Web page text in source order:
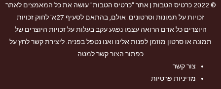
© 2022 כרטיס הטבות | אתר "כרטיס הטבות" עושה את כל המאמצים לאתר
זכויות על תמונות וסרטונים. אולם, בהתאם לסעיף 27א' לחוק זכויות
היוצרים כל אדם הרואה עצמו נפגע עקב בעלות על זכויות היוצרים של
תמונה או סרטון מוזמן לפנות אלינו ואנו נטפל בפניה. ליצירת קשר לחץ על
כפתור הצור קשר למטה
צור קשר
מדיניות פרטיות